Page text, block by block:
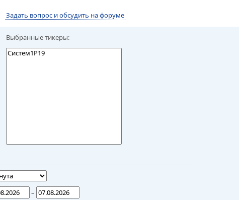
Задать вопрос и обсудить на форуме
Выбранные тикеры:
–